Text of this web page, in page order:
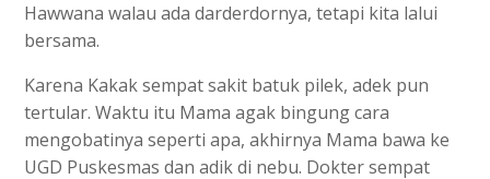
Hawwana walau ada darderdornya, tetapi kita lalui
bersama.
Karena Kakak sempat sakit batuk pilek, adek pun
tertular. Waktu itu Mama agak bingung cara
mengobatinya seperti apa, akhirnya Mama bawa ke
UGD Puskesmas dan adik di nebu. Dokter sempat